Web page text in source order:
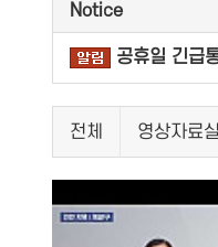
Notice
공휴일 긴급
전체 영상자료실